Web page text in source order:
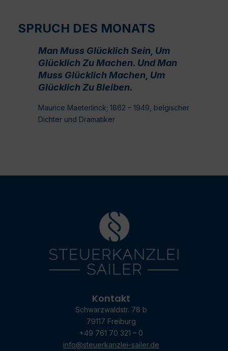
SPRUCH DES MONATS
Man Muss Glücklich Sein, Um
Glücklich Zu Machen. Und Man
Muss Glücklich Machen, Um
Glücklich Zu Bleiben.
Maurice Maeterlinck; 1862 – 1949, belgischer
Dichter und Dramatiker
Kontakt
Schwarzwaldstr. 78 b
79117 Freiburg
+49 761 70 321 – 0
info@steuerkanzlei-sailer.de